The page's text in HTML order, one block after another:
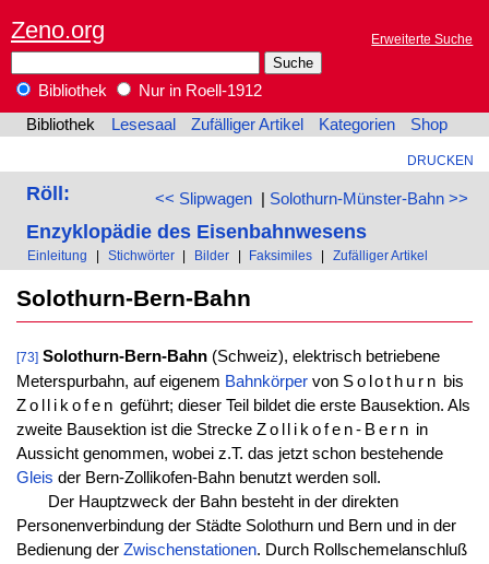
Zeno.org Erweiterte Suche
Bibliothek
Nur in Roell-1912
Bibliothek
Lesesaal Zufälliger Artikel Kategorien Shop
DRUCKEN
<< Slipwagen| Solothurn-Münster-Bahn >>
Röll:
Enzyklopädie des Eisenbahnwesens
Einleitung | Stichwörter | Bilder | Faksimiles | Zufälliger Artikel
Solothurn-Bern-Bahn
[73] Solothurn-Bern-Bahn(Schweiz), elektrisch betriebene
Meterspurbahn, auf eigenem Bahnkörpervon Solothurn bis
Zollikofen geführt; dieser Teil bildet die erste Bausektion. Als
zweite Bausektion ist die Strecke Zollikofen-Bern in
Aussicht genommen, wobei z.T. das jetzt schon bestehende
Gleis der Bern-Zollikofen-Bahn benutzt werden soll.
Der Hauptzweck der Bahn besteht in der direkten
Personenverbindung der Städte Solothurn und Bern und in der
Bedienung der Zwischenstationen. Durch Rollschemelanschluß